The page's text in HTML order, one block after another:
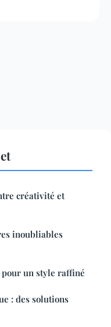
créativité et
inoubliables
pour un style raffiné
: des solutions